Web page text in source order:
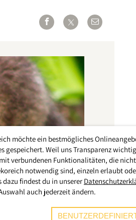
möchte ein bestmögliches
gespeichert. Weil uns Transparenz
verbundenen Funktionalitäten, die
notwendig sind, einzeln erlaubt
dazu findest du in unserer
auch jederzeit ändern.